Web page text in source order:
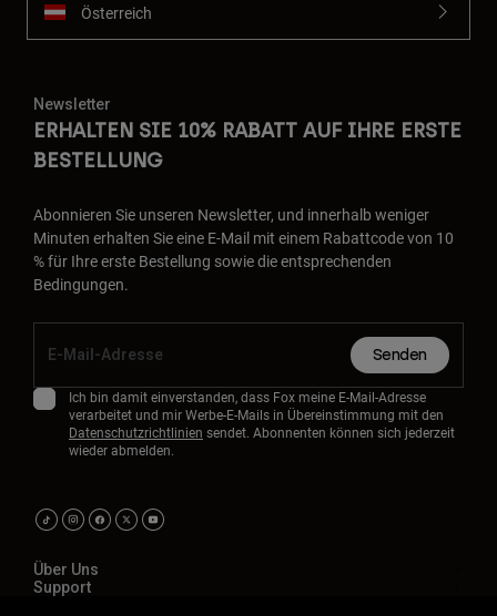
Österreich
Newsletter
ERHALTEN SIE 10% RABATT AUF IHRE ERSTE
BESTELLUNG
Abonnieren Sie unseren Newsletter, und innerhalb weniger
Minuten erhalten Sie eine E-Mail mit einem Rabattcode von 10
% für Ihre erste Bestellung sowie die entsprechenden
Bedingungen.
Senden
Ich bin damit einverstanden, dass Fox meine E-Mail-Adresse
verarbeitet und mir Werbe-E-Mails in Übereinstimmung mit den
Datenschutzrichtlinien sendet. Abonnenten können sich jederzeit
wieder abmelden.
Über Uns
Support